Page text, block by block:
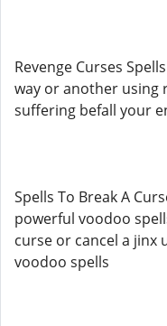
Revenge Curses
way or another using
suffering befall your
Spells To Break A
powerful voodoo
curse or cancel a jinx
voodoo spells